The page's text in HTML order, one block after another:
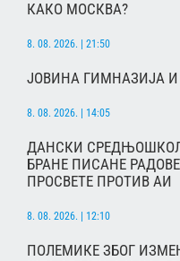
КАКО МОСКВА?
8. 08. 2026. | 21:50
ЈОВИНА ГИМНАЗИЈА
8. 08. 2026. | 14:05
ДАНСКИ
БРАНЕ ПИСАНЕ
ПРОСВЕТЕ ПРОТИВ АИ
8. 08. 2026. | 12:10
ПОЛЕМИКЕ ЗБОГ